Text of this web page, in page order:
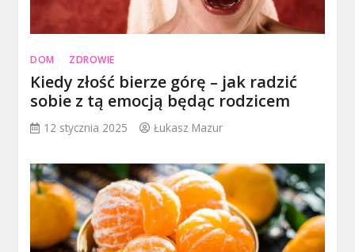
DOM ZDROWIE
Kiedy złość bierze górę – jak radzić
sobie z tą emocją będąc rodzicem
12 stycznia 2025 Łukasz Mazur